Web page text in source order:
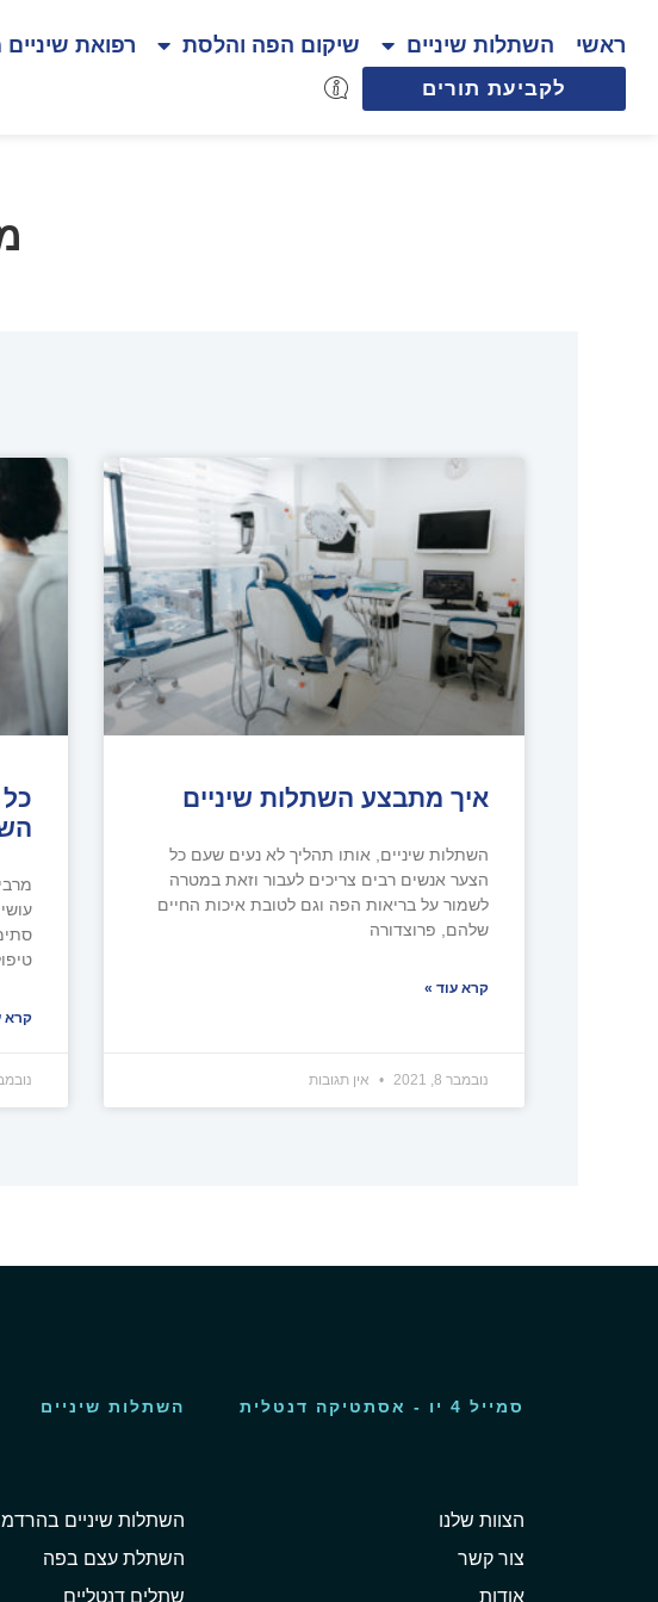
ראשי השתלות שיניים שיקום הפה והלסת רפואת
לקביעת תורים
איך מתבצע השתלות שיניים
השתלות שיניים, אותו תהליך לא נעים שעם כל
הצער אנשים רבים צריכים לעבור וזאת במטרה
לשמור על בריאות הפה וגם לטובת איכות החיים
שלהם, פרוצדורה
קרא עוד »
נובמבר 8, 2021 אין תגובות
קרא
נובמבר 5,
סמייל 4 יו - אסתטיקה דנטלית
הצוות שלנו
צור קשר
אודות
השתלות שיניים
השתלות שיניים
השתלת עצם בפה
שתלים דנטליים